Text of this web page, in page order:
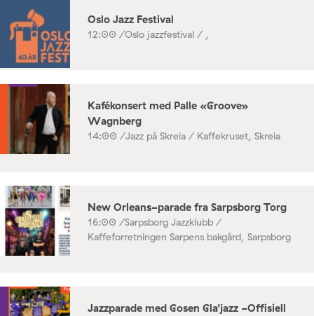
Oslo Jazz Festival
12:00 /Oslo jazzfestival / ,
Kafékonsert med Palle «Groove»
Wagnberg
14:00 /Jazz på Skreia / Kaffekruset, Skreia
New Orleans-parade fra Sarpsborg Torg
16:00 /Sarpsborg Jazzklubb /
Kaffeforretningen Sarpens bakgård, Sarpsborg
Jazzparade med Gosen Gla’jazz -Offisiell